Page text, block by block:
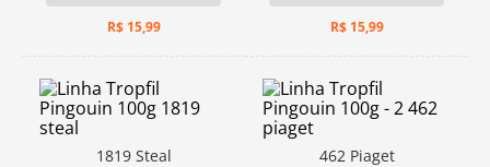
R$ 15,99 R$ 15,99
1819 Steal 462 Piaget